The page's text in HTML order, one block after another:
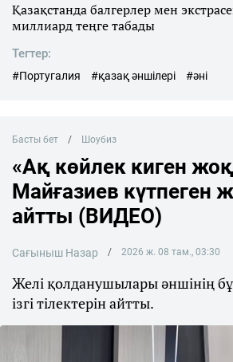
Қазақстанда балгерлер мен
миллиард теңге табады
Тегтер:
#Португалия #қазақ әншілері #әні
Басты бет Шоубиз
«Ақ көйлек киген
Майғазиев күтпеген
айтты (ВИДЕО)
Сағыныш Назар 2026 ж. 08 там., 03:30
Желі қолданушылары әншінің бұл
ізгі тілектерін айтты.